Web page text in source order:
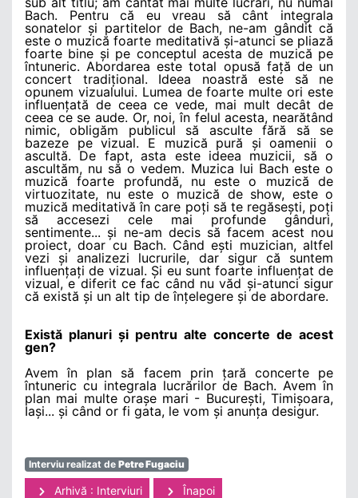
Bach. Pentru că eu vreau să cânt integrala
sonatelor și partitelor de Bach, ne-am gândit că
este o muzică foarte meditativă și-atunci se pliază
foarte bine și pe conceptul acesta de muzică pe
întuneric. Abordarea este total opusă față de un
concert tradițional. Ideea noastră este să ne
opunem vizualului. Lumea de foarte multe ori este
influențată de ceea ce vede, mai mult decât de
ceea ce se aude. Or, noi, în felul acesta, nearătând
nimic, obligăm publicul să asculte fără să se
bazeze pe vizual. E muzică pură și oamenii o
ascultă. De fapt, asta este ideea muzicii, să o
ascultăm, nu să o vedem. Muzica lui Bach este o
muzică foarte profundă, nu este o muzică de
virtuozitate, nu este o muzică de show, este o
muzică meditativă în care poți să te regăsești, poți
să accesezi cele mai profunde gânduri,
sentimente... și ne-am decis să facem acest nou
proiect, doar cu Bach. Când ești muzician, altfel
vezi și analizezi lucrurile, dar sigur că suntem
influențați de vizual. Și eu sunt foarte influențat de
vizual, e diferit ce fac când nu văd și-atunci sigur
că există și un alt tip de înțelegere și de abordare.
Există planuri și pentru alte concerte de acest
gen?
Avem în plan să facem prin țară concerte pe
întuneric cu integrala lucrărilor de Bach. Avem în
plan mai multe orașe mari - București, Timișoara,
Iași... și când or fi gata, le vom și anunța desigur.
Interviu realizat de Petre Fugaciu
Arhivă : Interviuri Înapoi